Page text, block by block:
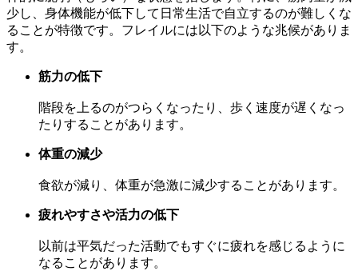
少し、身体機能が低下して日常生活で自立するのが難しくな
ることが特徴です。フレイルには以下のような兆候がありま
す。
筋力の低下
階段を上るのがつらくなったり、歩く速度が遅くなっ
たりすることがあります。
体重の減少
食欲が減り、体重が急激に減少することがあります。
疲れやすさや活力の低下
以前は平気だった活動でもすぐに疲れを感じるように
なることがあります。